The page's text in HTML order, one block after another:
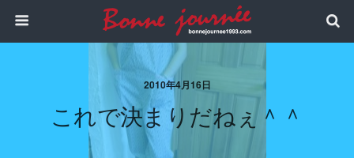
2010年4月16日
これで決まりだねぇ＾＾